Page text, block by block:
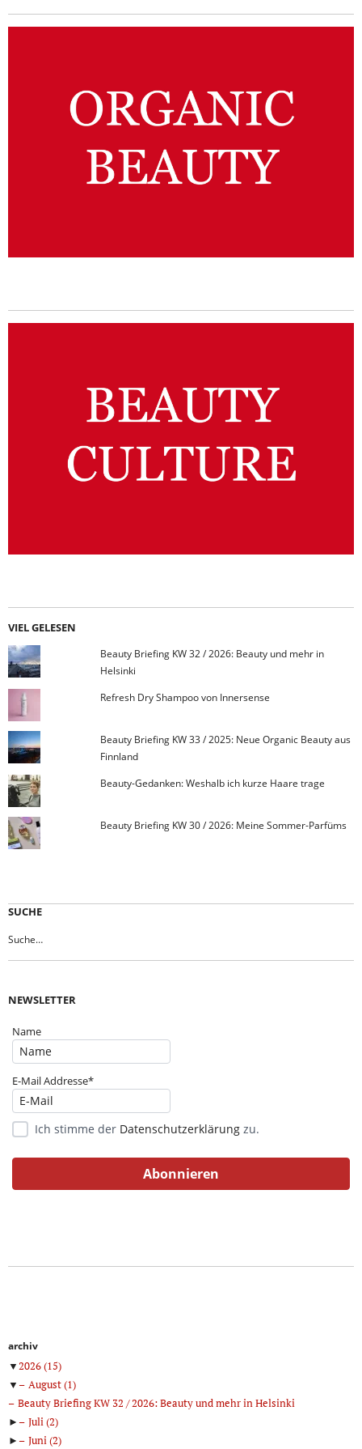
VIEL GELESEN
Beauty Briefing KW 32 / 2026: Beauty und mehr in
Helsinki
Refresh Dry Shampoo von Innersense
Beauty Briefing KW 33 / 2025: Neue Organic Beauty aus
Finnland
Beauty-Gedanken: Weshalb ich kurze Haare trage
Beauty Briefing KW 30 / 2026: Meine Sommer-Parfüms
SUCHE
NEWSLETTER
Name
E-Mail Addresse*
Ich stimme der Datenschutzerklärung zu.
archiv
▼2026(15)
▼
August(1)
Beauty Briefing KW 32 / 2026: Beauty und mehr in Helsinki
►
Juli(2)
►
Juni(2)